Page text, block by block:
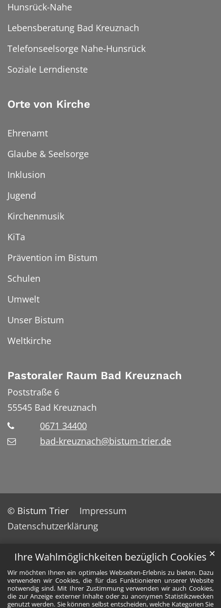
Ihre Wahlmöglichkeiten bezüglich Cookies
Wir möchten Ihnen ein optimales Webseiten-Erlebnis zu bieten. Dazu
verwenden wir Cookies, die für das Funktionieren unserer Website
notwendig sind. Mit Ihrer Zustimmung verwenden wir auch Cookies,
die zur Anzeige externer Inhalte oder zu anonymen Statistikzwecken
genutzt werden. Sie können selbst entscheiden, welche Kategorien Sie
✕
Hunsrück-Nahe
Lebensberatung Bad Kreuznach
Telefonseelsorge Nahe-Hunsrück
Soziale Lerndienste
Orte von Kirche
Ehrenamt
Glaube & Seelsorge
Inklusion
Jugend
Kirchenmusik
KiTa
Prävention im Bistum
Schulen
Umwelt
Unser Bistum
Weltkirche
Pastoraler Raum Bad Kreuznach
Poststraße 6
55545 Bad Kreuznach
0671 34400
bad-kreuznach@bistum-trier.de
© Bistum Trier
Impressum
Datenschutzerklärung